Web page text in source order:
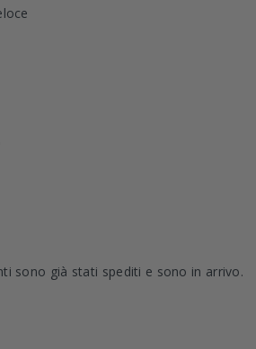
sono già stati spediti e sono in arrivo.